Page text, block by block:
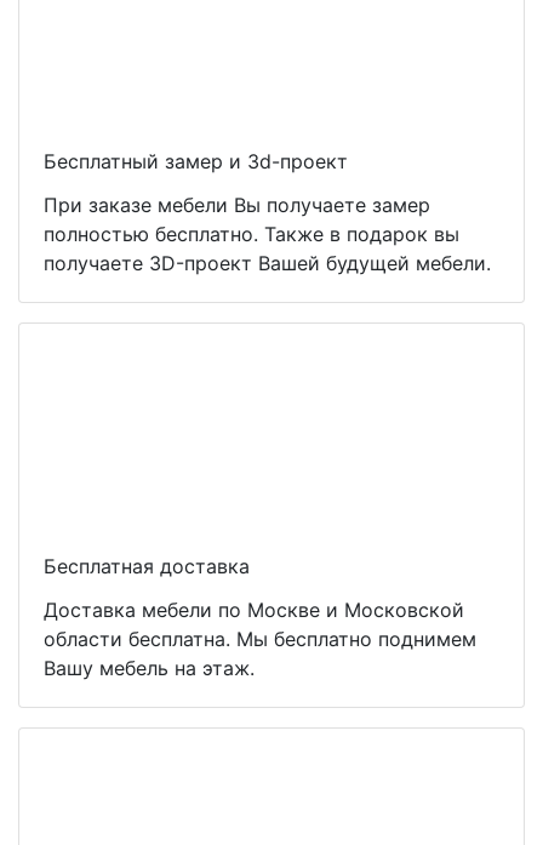
Бесплатный замер и 3d-проект
При заказе мебели Вы получаете замер
полностью бесплатно. Также в подарок вы
получаете 3D-проект Вашей будущей мебели.
Бесплатная доставка
Доставка мебели по Москве и Московской
области бесплатна. Мы бесплатно поднимем
Вашу мебель на этаж.